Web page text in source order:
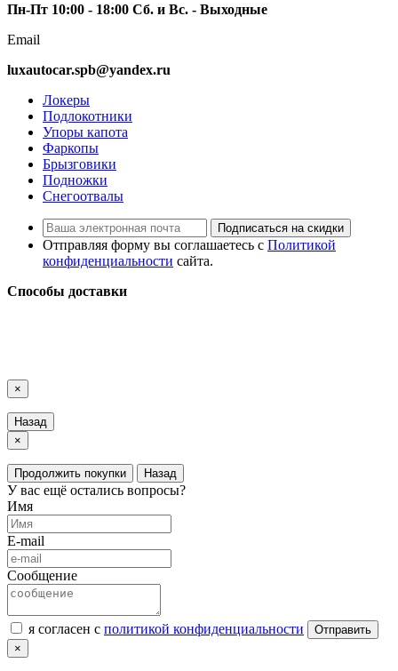
Пн-Пт 10:00 - 18:00 Сб. и Вс. - Выходные
Email
luxautocar.spb@yandex.ru
Локеры
Подлокотники
Упоры капота
Фаркопы
Брызговики
Подножки
Снегоотвалы
Подписаться на скидки
Отправляя форму вы соглашаетесь с Политикой
конфиденциальности сайта.
Способы доставки
×
Назад
×
Продолжить покупки Назад
У вас ещё остались вопросы?
Имя
E-mail
Сообщение
я согласен с политикой конфиденциальности
Отправить
×